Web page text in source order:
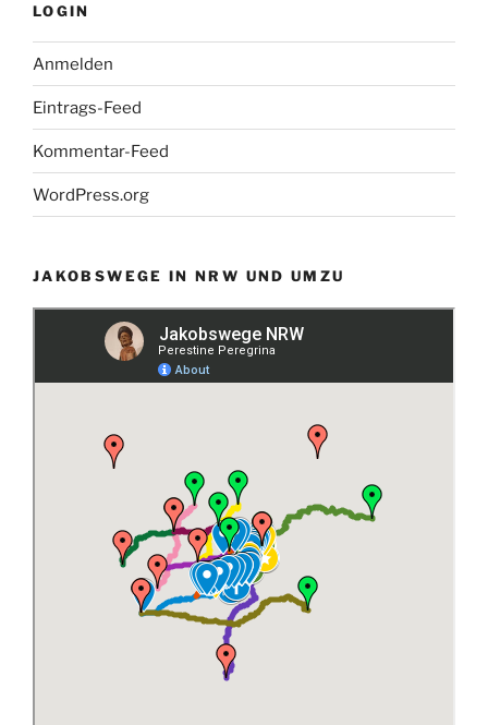
LOGIN
Anmelden
Eintrags-Feed
Kommentar-Feed
WordPress.org
JAKOBSWEGE IN NRW UND UMZU